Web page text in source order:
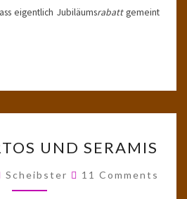
eigentlich Jubiläumsrabattgemeint
ORTOS
UND
SERAMIS
UND SERAMIS
Scheibster Comments
11 Comments